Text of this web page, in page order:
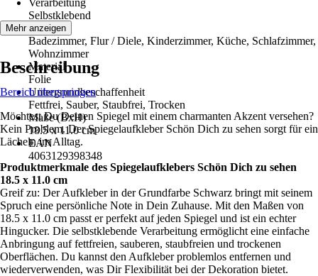
Verarbeitung
Selbstklebend
Räume
Badezimmer, Flur / Diele, Kinderzimmer, Küche, Schlafzimmer,
Wohnzimmer
Material
Folie
Untergrundbeschaffenheit
Fettfrei, Sauber, Staubfrei, Trocken
Maße (BxH)
18.5 x 11.0 cm
EAN
4063129398348
Mehr anzeigen
Beschreibung
Bereich überspringen
Möchtest Du Deinen Spiegel mit einem charmanten Akzent versehen?
Kein Problem. Der Spiegelaufkleber Schön Dich zu sehen sorgt für ein
Lächeln im Alltag.
Produktmerkmale des Spiegelaufklebers Schön Dich zu sehen
18.5 x 11.0 cm
Greif zu: Der Aufkleber in der Grundfarbe Schwarz bringt mit seinem
Spruch eine persönliche Note in Dein Zuhause. Mit den Maßen von
18.5 x 11.0 cm passt er perfekt auf jeden Spiegel und ist ein echter
Hingucker. Die selbstklebende Verarbeitung ermöglicht eine einfache
Anbringung auf fettfreien, sauberen, staubfreien und trockenen
Oberflächen. Du kannst den Aufkleber problemlos entfernen und
wiederverwenden, was Dir Flexibilität bei der Dekoration bietet.